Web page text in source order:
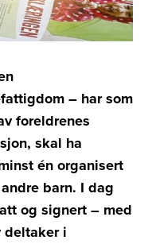
– har som
foreldrenes
skal ha
én organisert
barn. I dag
og signert – med
deltaker i